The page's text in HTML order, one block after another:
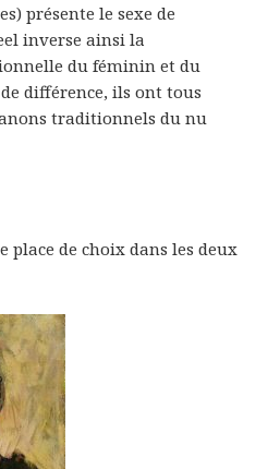
présente le sexe de
inverse ainsi la
du féminin et du
différence, ils ont tous
traditionnels du nu
place de choix dans les deux